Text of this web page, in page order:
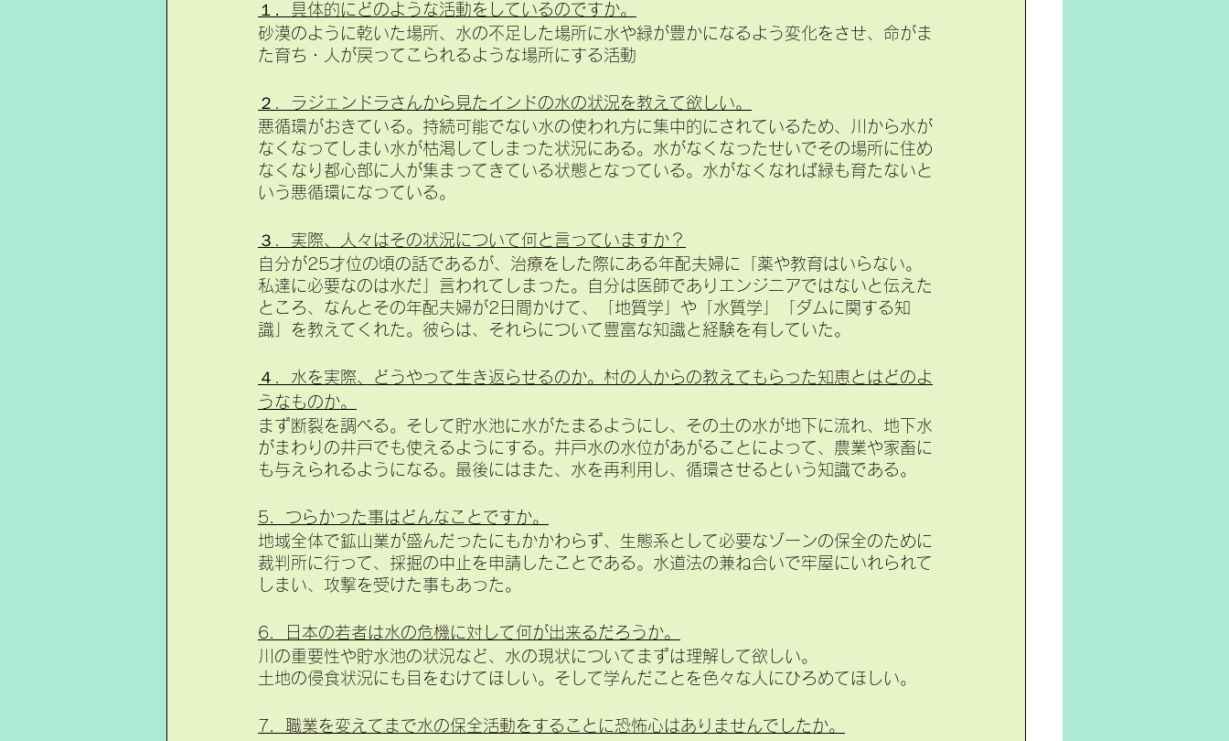
１
具体的にどのような活動をしているのですか。
砂漠のように乾いた場所、水の不足した場所に水や緑が豊かになるよう変化をさせ、命がま
た育ち・人が戻ってこられるような場所にする活動
２．ラジェンドラさんから見たインドの水の状況を教えて欲しい。
悪循環がおきている。持続可能でない水の使われ方に集中的にされているため、川から水が
なくなってしまい水が枯渇してしまった状況にある。水がなくなったせいでその場所に住め
なくなり都心部に人が集まってきている状態となっている。水がなくなれば緑も育たないと
いう悪循環になっている。
３．実際、人々はその状況について何と言っていますか？
自分が25才位の頃の話であるが、治療をした際にある年配夫婦に「薬や教育はいらない。
私達に必要なのは水だ」言われてしまった。自分は医師でありエンジニアではないと伝えた
ところ、なんとその年配夫婦が2日間かけて、「地質学」や「水質学」「ダムに関する知
識」を教えてくれた。彼らは、それらについて豊富な知識と経験を有していた。
４．水を実際、どうやって生き返らせるのか。村の人からの教えてもらった知恵とはどのよ
うなものか。
まず断裂を調べる。そして貯水池に水がたまるようにし、その土の水が地下に流れ、地下水
がまわりの井戸でも使えるようにする。井戸水の水位があがることによって、農業や家畜に
も与えられるようになる。最後にはまた、水を再利用し、循環させるという知識である。
5．つらかった事はどんなことですか。
地域全体で鉱山業が盛んだったにもかかわらず、生態系として必要なゾーンの保全のために
裁判所に行って、採掘の中止を申請したことである。水道法の兼ね合いで牢屋にいれられて
しまい、攻撃を受けた事もあった。
6．日本の若者は水の危機に対して何が出来るだろうか。
川の重要性や貯水池の状況など、水の現状についてまずは理解して欲しい。
土地の侵食状況にも目をむけてほしい。そして学んだことを色々な人にひろめてほしい。
7．職業を変えてまで水の保全活動をすることに恐怖心はありませんでしたか。